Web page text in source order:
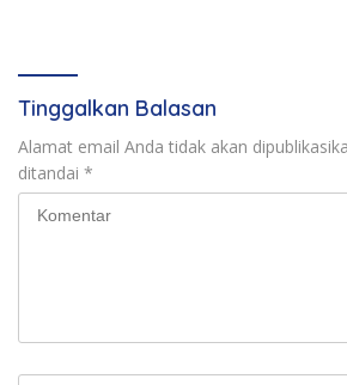
Tinggalkan Balasan
Alamat email Anda tidak akan
ditandai *